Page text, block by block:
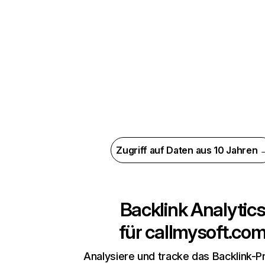
Zugriff auf Daten aus 10 Jahren
Backlink Analytics
für
Analysiere und tracke das Backlink-